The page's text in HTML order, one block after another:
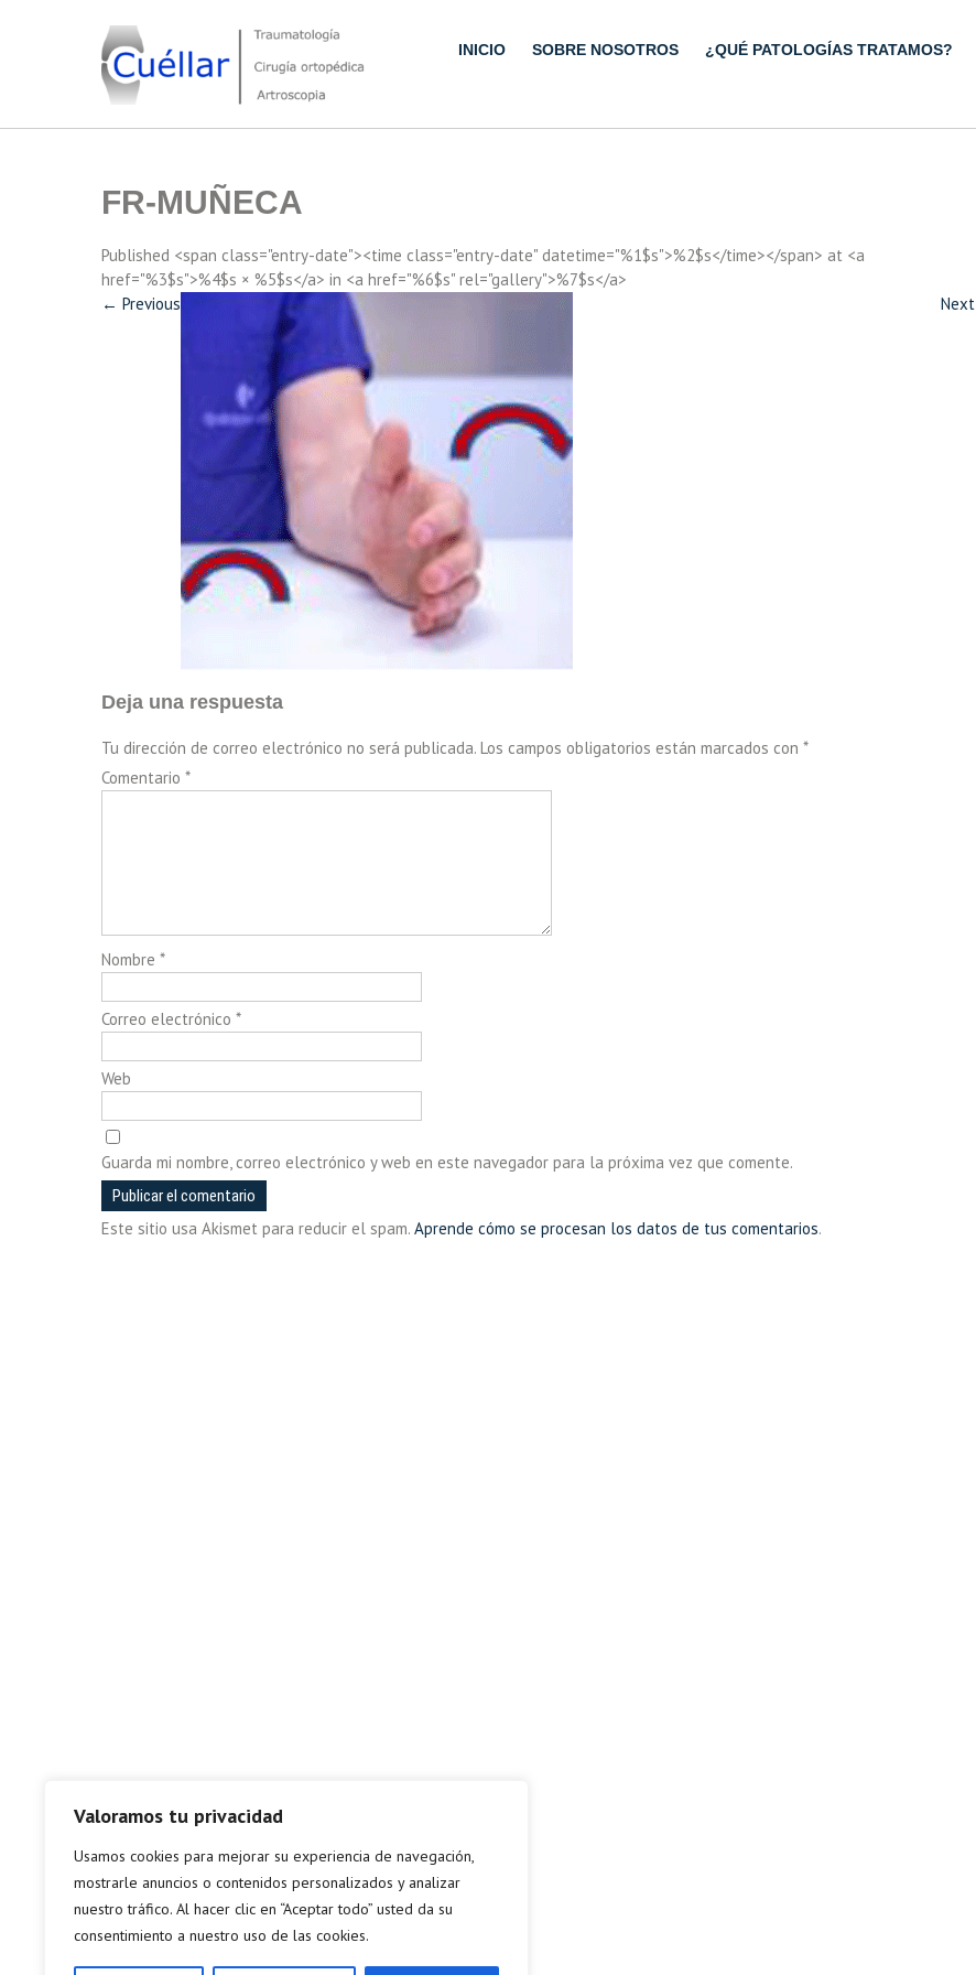
Valoramos tu privacidad
Usamos cookies para mejorar su experiencia de navegación,
mostrarle anuncios o contenidos personalizados y analizar
nuestro tráfico. Al hacer clic en “Aceptar todo” usted da su
consentimiento a nuestro uso de las cookies.
Traumatología, Cirugía ortopédica y Artroscopia
INICIO SOBRE NOSOTROS ¿QUÉ PATOLOGÍAS TRATAMOS?
FR-MUÑECA
Published <span class="entry-date"><time class="entry-date" datetime="%1$s">%2$s</time></span> at <a
href="%3$s">%4$s × %5$s</a> in <a href="%6$s" rel="gallery">%7$s</a>
← Previous Next
Deja una respuesta
Tu dirección de correo electrónico no será publicada. Los campos obligatorios están marcados con *
Comentario *
Nombre *
Correo electrónico *
Web
Guarda mi nombre, correo electrónico y web en este navegador para la próxima vez que comente.
Este sitio usa Akismet para reducir el spam. Aprende cómo se procesan los datos de tus comentarios.